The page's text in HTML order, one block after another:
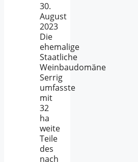
30.
August
2023
Die
ehemalige
Staatliche
Weinbaudomäne
Serrig
umfasste
mit
32
ha
weite
Teile
des
nach